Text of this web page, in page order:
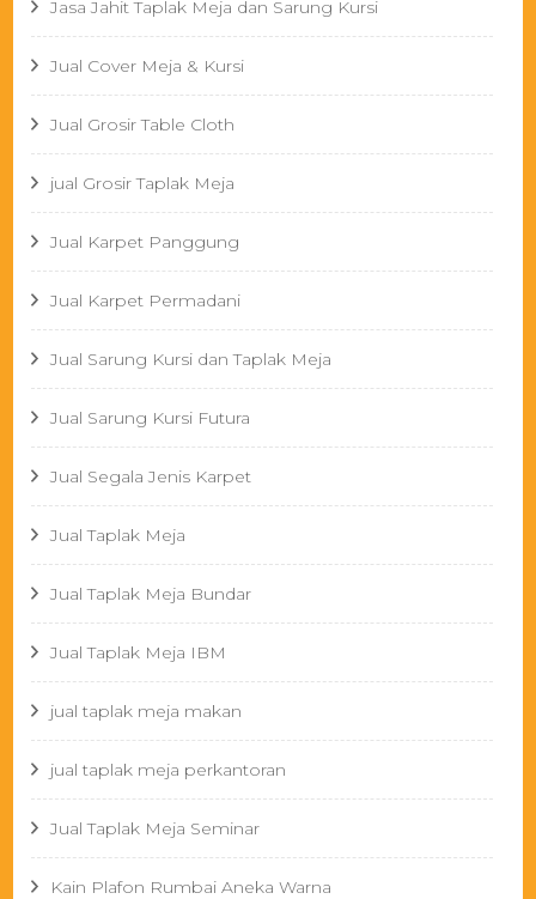
Jasa Jahit Taplak Meja dan Sarung Kursi
Jual Cover Meja & Kursi
Jual Grosir Table Cloth
jual Grosir Taplak Meja
Jual Karpet Panggung
Jual Karpet Permadani
Jual Sarung Kursi dan Taplak Meja
Jual Sarung Kursi Futura
Jual Segala Jenis Karpet
Jual Taplak Meja
Jual Taplak Meja Bundar
Jual Taplak Meja IBM
jual taplak meja makan
jual taplak meja perkantoran
Jual Taplak Meja Seminar
Kain Plafon Rumbai Aneka Warna